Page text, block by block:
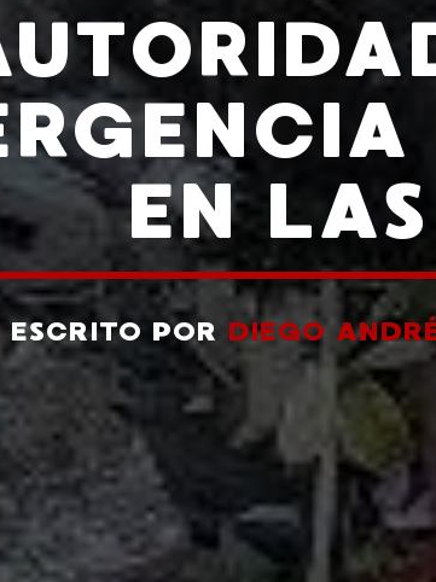
EN
ESCRITO POR DIEGO